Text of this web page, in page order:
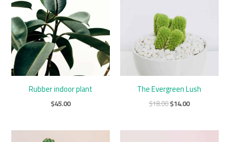
Rubber indoor plant
$45.00
The Evergreen Lush
$18.00$14.00